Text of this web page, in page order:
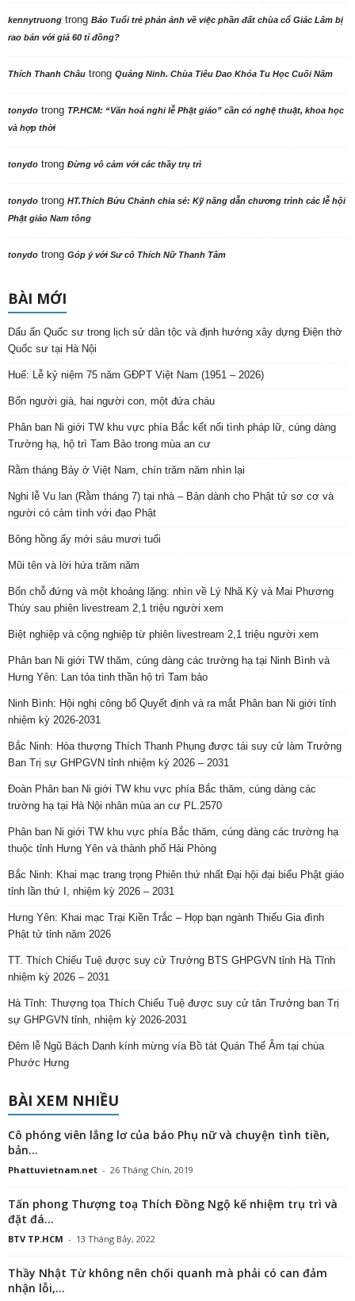
kennytruong trong Báo Tuổi trẻ phản ảnh về việc phần đất chùa cổ Giác Lâm bị
rao bán với giá 60 tỉ đồng?
Thích Thanh Châu trong Quảng Ninh. Chùa Tiêu Dao Khóa Tu Học Cuối Năm
tonydo trong TP.HCM: “Văn hoá nghi lễ Phật giáo” cần có nghệ thuật, khoa học
và hợp thời
tonydo trong Đừng vô cảm với các thầy trụ trì
tonydo trong HT.Thích Bửu Chánh chia sẻ: Kỹ năng dẫn chương trình các lễ hội
Phật giáo Nam tông
tonydo trong Góp ý với Sư cô Thích Nữ Thanh Tâm
BÀI MỚI
Dấu ấn Quốc sư trong lịch sử dân tộc và định hướng xây dựng Điện thờ
Quốc sư tại Hà Nội
Huế: Lễ kỷ niệm 75 năm GĐPT Việt Nam (1951 – 2026)
Bốn người già, hai người con, một đứa cháu
Phân ban Ni giới TW khu vực phía Bắc kết nối tình pháp lữ, cúng dàng
Trường hạ, hộ trì Tam Bảo trong mùa an cư
Rằm tháng Bảy ở Việt Nam, chín trăm năm nhìn lại
Nghi lễ Vu lan (Rằm tháng 7) tại nhà – Bản dành cho Phật tử sơ cơ và
người có cảm tình với đạo Phật
Bông hồng ấy mới sáu mươi tuổi
Mũi tên và lời hứa trăm năm
Bốn chỗ đứng và một khoảng lặng: nhìn về Lý Nhã Kỳ và Mai Phương
Thúy sau phiên livestream 2,1 triệu người xem
Biệt nghiệp và cộng nghiệp từ phiên livestream 2,1 triệu người xem
Phân ban Ni giới TW thăm, cúng dàng các trường hạ tại Ninh Bình và
Hưng Yên: Lan tỏa tinh thần hộ trì Tam bảo
Ninh Bình: Hội nghị công bố Quyết định và ra mắt Phân ban Ni giới tỉnh
nhiệm kỳ 2026-2031
Bắc Ninh: Hòa thượng Thích Thanh Phụng được tái suy cử làm Trưởng
Ban Trị sự GHPGVN tỉnh nhiệm kỳ 2026 – 2031
Đoàn Phân ban Ni giới TW khu vực phía Bắc thăm, cúng dàng các
trường hạ tại Hà Nội nhân mùa an cư PL.2570
Phân ban Ni giới TW khu vực phía Bắc thăm, cúng dàng các trường hạ
thuộc tỉnh Hưng Yên và thành phố Hải Phòng
Bắc Ninh: Khai mạc trang trọng Phiên thứ nhất Đại hội đại biểu Phật giáo
tỉnh lần thứ I, nhiệm kỳ 2026 – 2031
Hưng Yên: Khai mạc Trại Kiền Trắc – Họp bạn ngành Thiếu Gia đình
Phật tử tỉnh năm 2026
TT. Thích Chiếu Tuệ được suy cử Trưởng BTS GHPGVN tỉnh Hà Tĩnh
nhiệm kỳ 2026 – 2031
Hà Tĩnh: Thượng tọa Thích Chiếu Tuệ được suy cử tân Trưởng ban Trị
sự GHPGVN tỉnh, nhiệm kỳ 2026-2031
Đêm lễ Ngũ Bách Danh kính mừng vía Bồ tát Quán Thế Âm tại chùa
Phước Hưng
BÀI XEM NHIỀU
Cô phóng viên lẳng lơ của báo Phụ nữ và chuyện tình tiền,
bản...
Phattuvietnam.net - 26 Tháng Chín, 2019
Tấn phong Thượng toạ Thích Đồng Ngộ kế nhiệm trụ trì và
đặt đá...
BTV TP.HCM - 13 Tháng Bảy, 2022
Thầy Nhật Từ không nên chối quanh mà phải có can đảm
nhận lỗi,...